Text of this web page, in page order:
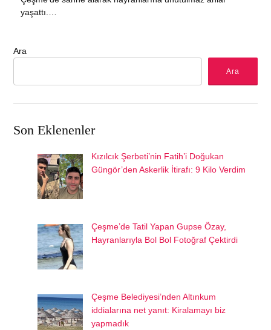
yaşattı.…
Ara
Ara
Son Eklenenler
Kızılcık Şerbeti’nin Fatih’i Doğukan
Güngör’den Askerlik İtirafı: 9 Kilo Verdim
Çeşme’de Tatil Yapan Gupse Özay,
Hayranlarıyla Bol Bol Fotoğraf Çektirdi
Çeşme Belediyesi’nden Altınkum
iddialarına net yanıt: Kiralamayı biz
yapmadık